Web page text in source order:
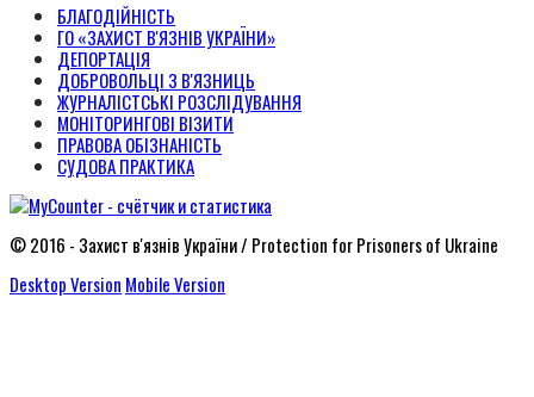
БЛАГОДІЙНІСТЬ
ГО «ЗАХИСТ В'ЯЗНІВ УКРАЇНИ»
ДЕПОРТАЦІЯ
ДОБРОВОЛЬЦІ З В'ЯЗНИЦЬ
ЖУРНАЛІСТСЬКІ РОЗСЛІДУВАННЯ
МОНІТОРИНГОВІ ВІЗИТИ
ПРАВОВА ОБІЗНАНІСТЬ
СУДОВА ПРАКТИКА
© 2016 - Захист в'язнів України / Protection for Prisoners of Ukraine
Desktop Version Mobile Version